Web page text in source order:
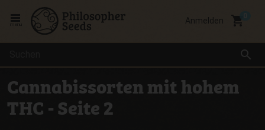
search
Anmelden local_grocery_store
Cannabissorten mit hohem
THC - Seite 2